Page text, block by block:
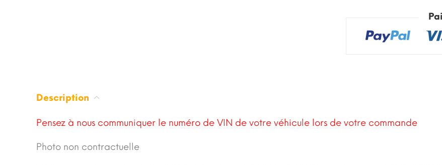
Description
Pensez à nous communiquer le numéro de VIN de votre véhicule lors de votre commande
Photo non contractuelle